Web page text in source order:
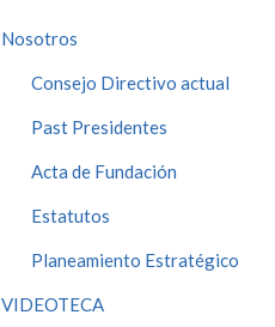
Nosotros
Consejo Directivo actual
Past Presidentes
Acta de Fundación
Estatutos
Planeamiento Estratégico
VIDEOTECA